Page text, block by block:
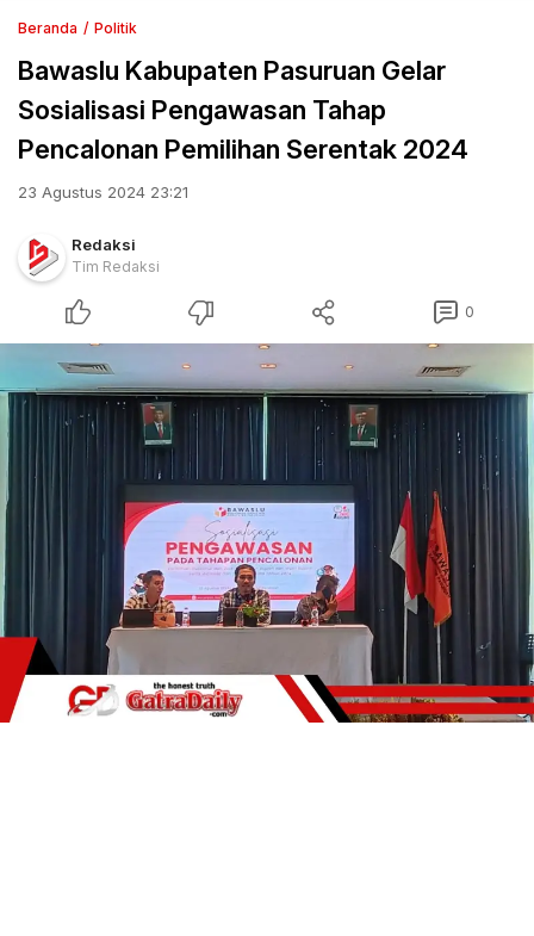
Beranda Politik
Bawaslu Kabupaten Pasuruan Gelar
Sosialisasi Pengawasan Tahap
Pencalonan Pemilihan Serentak 2024
23 Agustus 2024 23:21
Redaksi
Tim Redaksi
0